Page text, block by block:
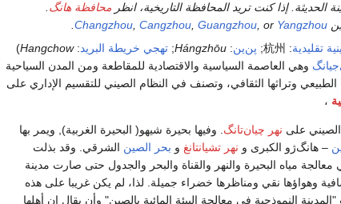
الحديثة. إذا كنت تريد المحافظة التاريخية، انظر محافظة هانگ
Changzhou Cangzhou Guangzhou , or Yangzhou
تقليدية:
杭州
; پن‌ين:
Hángzhōu
; تهجي خريطة البريد:
Hangchow
)
وهي العاصمة السياسية والاقتصادية للمقاطعة ومن المدن السياحية
الطبيعي وتراثها الثقافي، وتصنف في النظام الصيني للتقسيم الإداري على
،
على نهر چيان‌تانگ . وفيها بحيرة شيهو( البحيرة الغربية), ويمر بها
– هانگ‌ژو الكبرى و نهر تشيانتانغ و بحر الصين الشرقي. وقد بذلت
مياه البحيرة والنهر والقناة والبحر والجدول حتى صارت مدينة
وهواؤها نقي ومناظرها خضراء جميلة. لذا، لم يكن غريبا على هذه
النموذجية في معالجة البيئة المائية بالصين" وأن يقال إن أهلها